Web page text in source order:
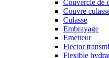
Couvercle de
Couvre
Culasse
Embrayage
Emetteur
Flector
Flexible